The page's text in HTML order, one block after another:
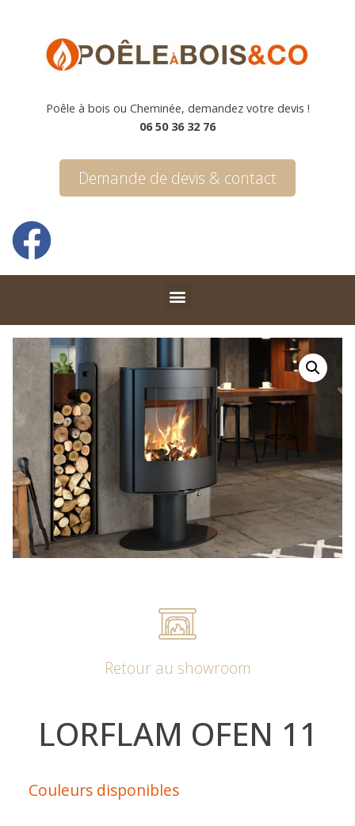
Poêle à bois ou Cheminée, demandez votre devis !
06 50 36 32 76
Demande de devis & contact
Retour au showroom
LORFLAM OFEN 11
Couleurs disponibles